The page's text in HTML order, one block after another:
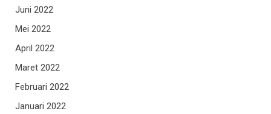
Juni 2022
Mei 2022
April 2022
Maret 2022
Februari 2022
Januari 2022